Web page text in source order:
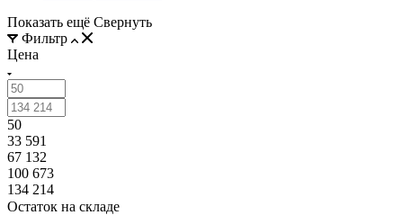
Показать ещё Свернуть
Фильтр
Цена
50
33 591
67 132
100 673
134 214
Остаток на складе